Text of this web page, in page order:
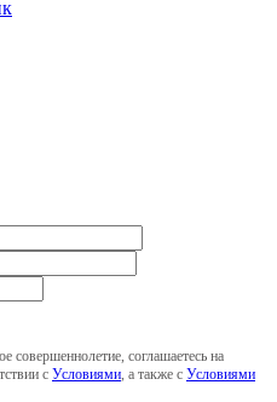
совершеннолетие, соглашаетесь на
с Условиями , а также с Условиями